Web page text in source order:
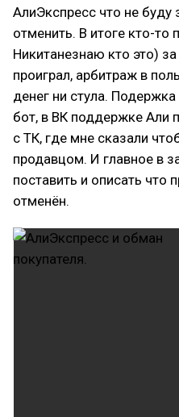
АлиЭкспресс что не буду
отменить. В итоге кто-то
Никитанезнаю кто это)
проиграл, арбитраж в
денег ни стула.
бот, в ВК поддержке Али
с ТК, где мне сказали
продавцом. И главное в
поставить и описать что
отменён.